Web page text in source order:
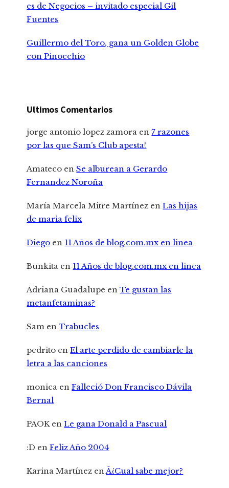
es de Negocios – invitado especial Gil
Fuentes
Guillermo del Toro, gana un Golden Globe
con Pinocchio
Ultimos Comentarios
jorge antonio lopez zamora en7 razones
por las que Sam’s Club apesta!
Amateco enSe alburean a Gerardo
Fernandez Noroña
María Marcela Mitre Martínez enLas hijas
de maria felix
Diego en 11 Años de blog.com.mx en linea
Bunkita en 11 Años de blog.com.mx en linea
Adriana Guadalupe enTe gustan las
metanfetaminas?
Sam enTrabucles
pedrito enEl arte perdido de cambiarle la
letra a las canciones
monica enFalleció Don Francisco Dávila
Bernal
PAOKenLe gana Donald a Pascual
:D enFeliz Año 2004
Karina Martínez enÂ¿Cual sabe mejor?